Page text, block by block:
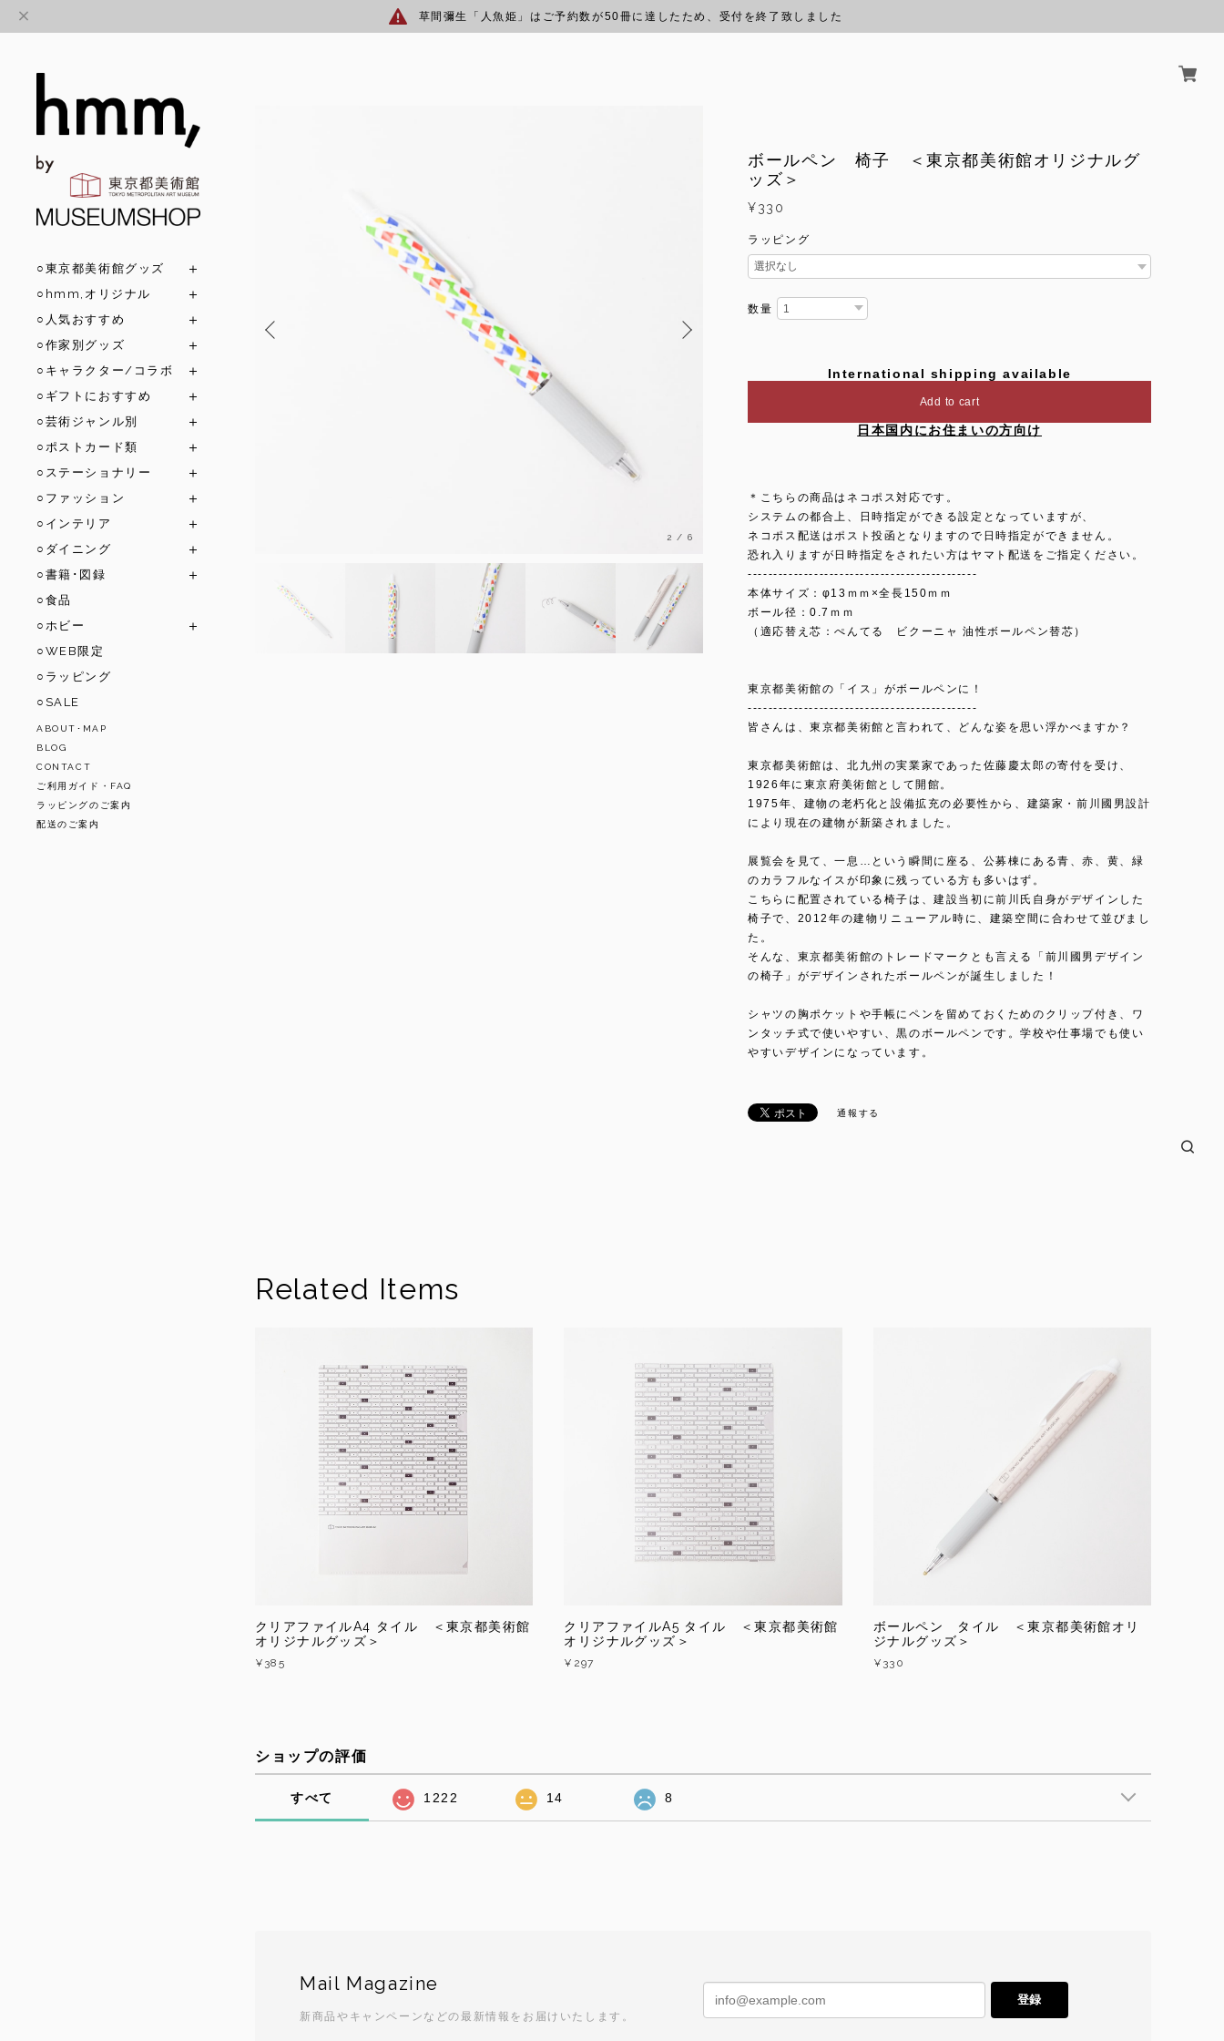
草間彌生「人魚姫」はご予約数が50冊に達したため、受付を終了致しました
○東京都美術館グッズ
○hmm,オリジナル
○人気おすすめ
○作家別グッズ
○キャラクター/コラボ
○ギフトにおすすめ
○芸術ジャンル別
○ポストカード類
○ステーショナリー
○ファッション
○インテリア
○ダイニング
○書籍･図録
○食品
○ホビー
○WEB限定
○ラッピング
○SALE
ABOUT･MAP
BLOG
CONTACT
ご利用ガイド・FAQ
ラッピングのご案内
配送のご案内
2 /6
ボールペン 椅子 ＜東京都美術館オリジナルグ
ッズ＞
¥330
ラッピング
数量
International shipping available
Add to cart
日本国内にお住まいの方向け
＊こちらの商品はネコポス対応です。
システムの都合上、日時指定ができる設定となっていますが、
ネコポス配送はポスト投函となりますので日時指定ができません。
恐れ入りますが日時指定をされたい方はヤマト配送をご指定ください。
---------------------------------------------
本体サイズ：φ13ｍｍ×全長150ｍｍ
ボール径：0.7ｍｍ
（適応替え芯：ぺんてる ビクーニャ 油性ボールペン替芯）
東京都美術館の「イス」がボールペンに！
---------------------------------------------
皆さんは、東京都美術館と言われて、どんな姿を思い浮かべますか？
東京都美術館は、北九州の実業家であった佐藤慶太郎の寄付を受け、
1926年に東京府美術館として開館。
1975年、建物の老朽化と設備拡充の必要性から、建築家・前川國男設計
により現在の建物が新築されました。
展覧会を見て、一息…という瞬間に座る、公募棟にある青、赤、黄、緑
のカラフルなイスが印象に残っている方も多いはず。
こちらに配置されている椅子は、建設当初に前川氏自身がデザインした
椅子で、2012年の建物リニューアル時に、建築空間に合わせて並びまし
た。
そんな、東京都美術館のトレードマークとも言える「前川國男デザイン
の椅子」がデザインされたボールペンが誕生しました！
シャツの胸ポケットや手帳にペンを留めておくためのクリップ付き、ワ
ンタッチ式で使いやすい、黒のボールペンです。学校や仕事場でも使い
やすいデザインになっています。
通報する
Related Items
クリアファイルA4 タイル ＜東京都美術館
オリジナルグッズ＞
¥385
クリアファイルA5 タイル ＜東京都美術館
オリジナルグッズ＞
¥297
ボールペン タイル ＜東京都美術館オリ
ジナルグッズ＞
¥330
ショップの評価
すべて 1222 14 8
Mail Magazine
新商品やキャンペーンなどの最新情報をお届けいたします。
登録